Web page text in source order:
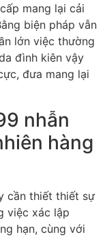
mang lại cải
biện pháp vẫn
lớn việc thường
đình kiên vậy
đưa mang lại
nhẫn
hàng
cần thiết thiết sự
việc xác lập
hạn, cùng với